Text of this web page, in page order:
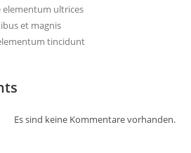
elementum ultrices
et magnis
tincidunt
Es sind keine Kommentare vorhanden.